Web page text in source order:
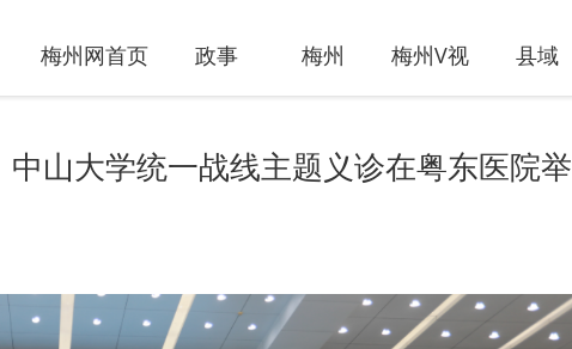
梅州网首页 政事 梅州 梅州V视 县域
山大学统一战线主题义诊在粤东医院举